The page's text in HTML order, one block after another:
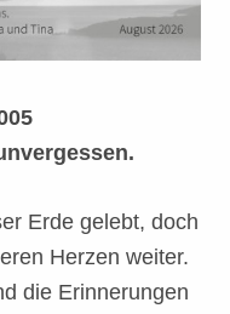
Erde gelebt, doch
Herzen weiter.
die Erinnerungen